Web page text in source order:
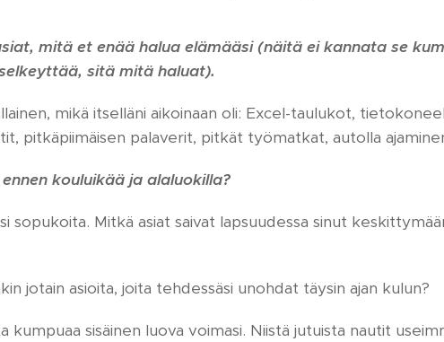
mitä et enää halua elämääsi (näitä ei kannata se
sitä mitä haluat).
mikä itselläni aikoinaan oli: Excel-taulukot,
pitkäpiimäisen palaverit, pitkät työmatkat, autolla
kouluikää ja alaluokilla?
sopukoita. Mitkä asiat saivat lapsuudessa sinut
jotain asioita, joita tehdessäsi unohdat täysin ajan kulun?
kumpuaa sisäinen luova voimasi. Niistä jutuista nautit